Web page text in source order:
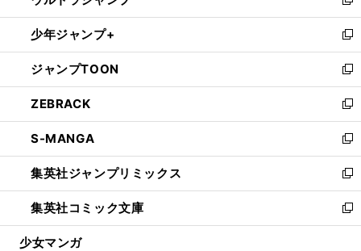
開
く
ウ
で
開
く
ン
ド
ウ
で
開
く
ウ
ィ
ン
ド
ウ
で
開
く
新
し
い
ウ
ィ
ン
ド
ウ
で
開
く
少年ジャンプ+
新
し
い
ウ
ィ
ン
ド
ウ
で
開
く
ジャンプTOON
新
し
い
ウ
ィ
ン
ド
ウ
で
開
ZEBRACK
新
し
い
ウ
ィ
ン
ド
ウ
S-MANGA
新
し
い
ウ
ィ
ン
集英社ジャンプリミックス
新
し
い
ウ
集英社コミック文庫
新
し
少女マンガ